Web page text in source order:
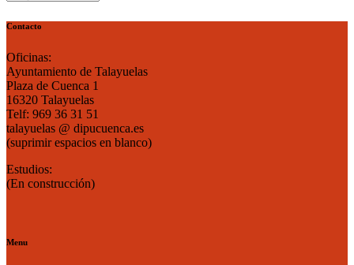
mes
Contacto
Oficinas:
Ayuntamiento de Talayuelas
Plaza de Cuenca 1
16320 Talayuelas
Telf: 969 36 31 51
talayuelas @ dipucuenca.es
(suprimir espacios en blanco)
Estudios:
(En construcción)
Menu